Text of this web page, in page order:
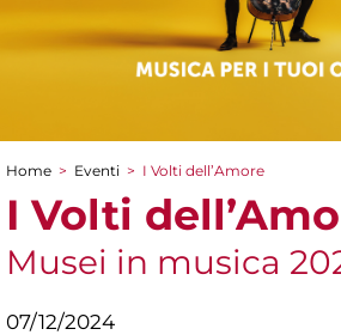
Tu sei qui
Home > Eventi > I Volti dell’Amore
I Volti
Musei in musica
07/12/2024